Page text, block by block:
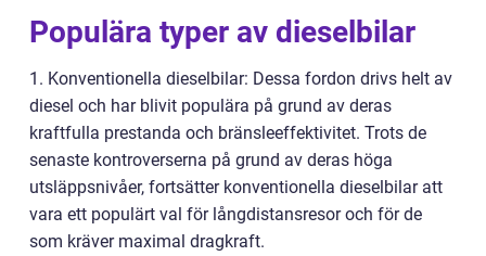
Populära typer av dieselbilar
1. Konventionella dieselbilar: Dessa fordon drivs helt av
diesel och har blivit populära på grund av deras
kraftfulla prestanda och bränsleeffektivitet. Trots de
senaste kontroverserna på grund av deras höga
utsläppsnivåer, fortsätter konventionella dieselbilar att
vara ett populärt val för långdistansresor och för de
som kräver maximal dragkraft.